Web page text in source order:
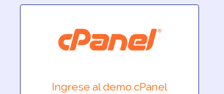
Ingrese al demo cPanel